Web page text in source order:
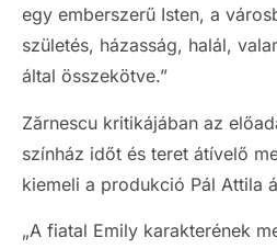
egy emberszerű Isten, a
születés, házasság, halál,
által összekötve.”
Zărnescu kritikájában az
színház időt és teret átívelő
kiemeli a produkció Pál Attila
„A fiatal Emily karakterének